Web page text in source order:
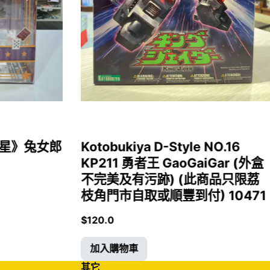
》兔女郎
Kotobukiya D-Style NO.16
KP211 勇者王 GaoGaiGar (外盒
不完美及有污跡) (此商品只限荔
枝角門市自取或順豐到付) 10471
$120.0
加入購物車
其它